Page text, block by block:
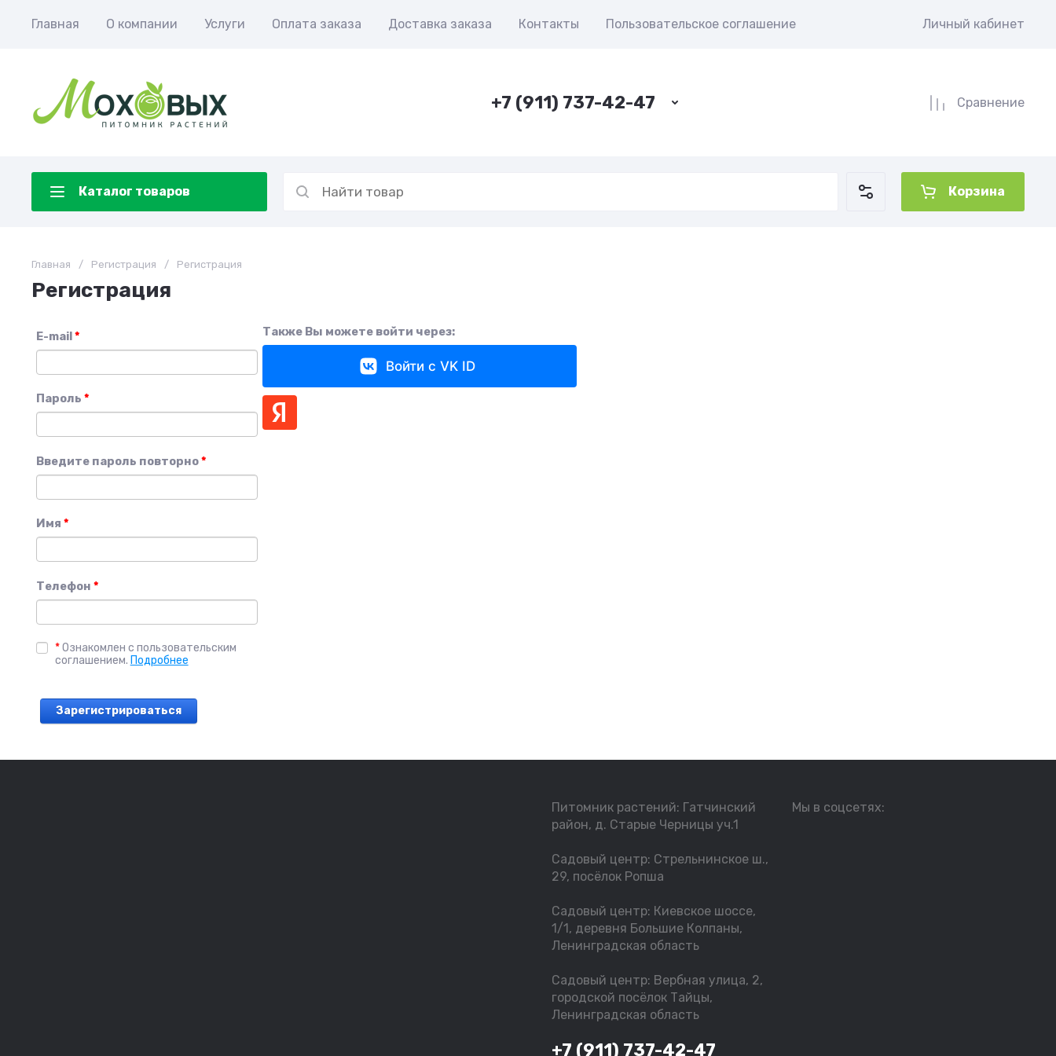
Главная О компании Услуги Оплата заказа Доставка заказа Контакты Пользовательское соглашение Личный кабинет
+7 (911) 737-42-47 Сравнение
Каталог товаров Корзина
Главная / Регистрация / Регистрация
Регистрация
E-mail*
Пароль *
Введите пароль повторно*
Имя *
Телефон *
*Ознакомлен с пользовательским
соглашением. Подробнее
Также Вы можете войти через:
Войти с VK ID
Питомник растений: Гатчинский
район, д. Старые Черницы уч.1
Садовый центр: Стрельнинское ш.,
29, посёлок Ропша
Садовый центр: Киевское шоссе,
1/1, деревня Большие Колпаны,
Ленинградская область
Садовый центр: Вербная улица, 2,
городской посёлок Тайцы,
Ленинградская область
+7 (911) 737-42-47
Мы в соцсетях: